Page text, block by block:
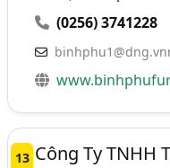
(0256) 3741228
13 Công Ty TNHH